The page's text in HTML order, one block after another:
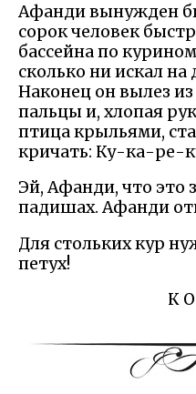
Афанди вынужден
сорок человек
бассейна по
сколько ни искал
Наконец он вылез
пальцы и, хлопая
птица крыльями,
кричать: Ку-ка-ре-
Эй, Афанди, что это
падишах. Афанди
Для стольких кур
петух!
К